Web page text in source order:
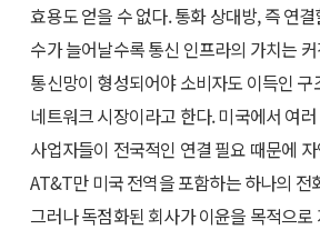
효용도 얻을 수 없다. 통화 상대방, 즉 연
수가 늘어날수록 통신 인프라의 가치는
통신망이 형성되어야 소비자도 이득인 구
네트워크 시장이라고 한다. 미국에서 여
사업자들이 전국적인 연결 필요 때문에
AT&T만 미국 전역을 포함하는 하나의 전
그러나 독점화된 회사가 이윤을 목적으